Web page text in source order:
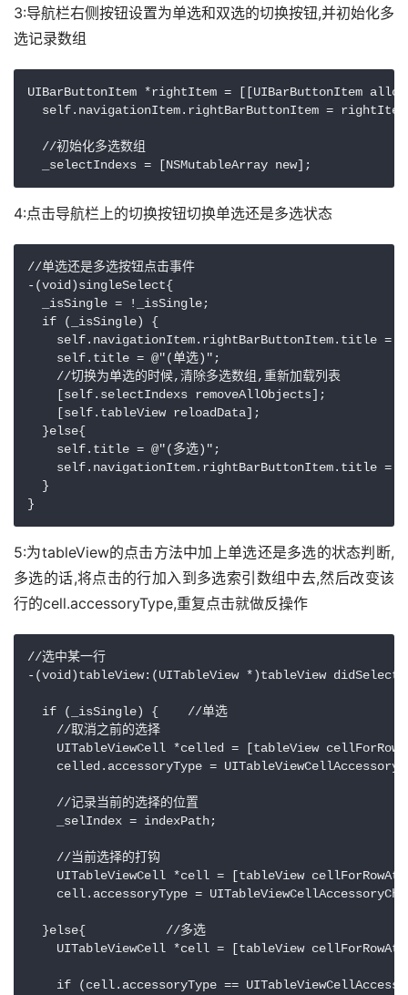
3:导航栏右侧按钮设置为单选和双选的切换按钮,并初始化多
选记录数组
UIBarButtonItem *rightItem = [[UIBarButtonItem
self.navigationItem.rightBarButtonItem =
  //初始化多选数组
4:点击导航栏上的切换按钮切换单选还是多选状态
//单选还是多选按钮点击事件
-(void)singleSelect{
  _isSingle = !_isSingle;
  if (_isSingle) {
self.navigationItem.rightBarButtonItem.title =
    self.title = @"(单选)";
    //切换为单选的时候,清除多选数组,重新加载列表
    [self.selectIndexs removeAllObjects];
    [self.tableView reloadData];
  }else{
    self.title = @"(多选)";
self.navigationItem.rightBarButtonItem.title =
  }
5:为tableView的点击方法中加上单选还是多选的状态判断,
多选的话,将点击的行加入到多选索引数组中去,然后改变该
行的cell.accessoryType,重复点击就做反操作
//选中某一行
-(void)tableView:(UITableView *)tableView
  if (_isSingle) {    //单选
    //取消之前的选择
UITableViewCell *celled = [tableView
celled.accessoryType =
    //记录当前的选择的位置
    _selIndex = indexPath;
    //当前选择的打钩
UITableViewCell *cell = [tableView
cell.accessoryType =
  }else{           //多选
UITableViewCell *cell = [tableView
if (cell.accessoryType ==